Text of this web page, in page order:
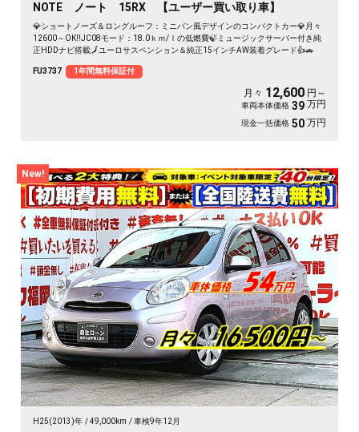
NOTE ノート 15RX 【ユーザー買い取り車】
💎ショートノーズ＆ロングルーフ：ミニバン風デザインのコンパクトカー💎月々
12600～OK‼️JC08モード：18.0ｋｍ/ｌの低燃費🍃ミュージックサーバー付き純
正HDDナビ搭載🗾ユーロサスペンション＆純正15インチAW装着グレード👍🚗
FU3737 1年間無料保証付
月々 12,600 円～
車両本体価格 39 万円
現金一括価格 50 万円
New!
H25(2013)年 49,000km 車検9年12月